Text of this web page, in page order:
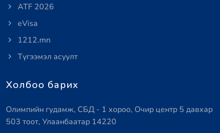
ATF 2026
eVisa
1212.mn
Түгээмэл асуулт
Холбоо барих
Олимпийн гудамж, СБД - 1 хороо, Очир центр 5 давхар
503 тоот, Улаанбаатар 14220